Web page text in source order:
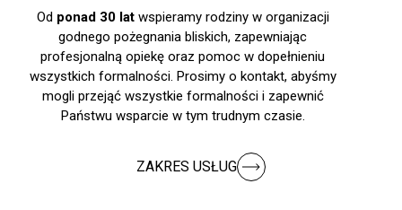
Od ponad 30 latwspieramy rodziny w organizacji
godnego pożegnania bliskich, zapewniając
profesjonalną opiekę oraz pomoc w dopełnieniu
wszystkich formalności. Prosimy o kontakt, abyśmy
mogli przejąć wszystkie formalności i zapewnić
Państwu wsparcie w tym trudnym czasie.
ZAKRES USŁUG